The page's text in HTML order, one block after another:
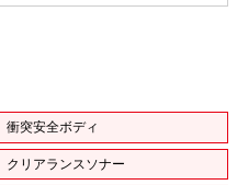
衝突安全ボディ
クリアランスソナー